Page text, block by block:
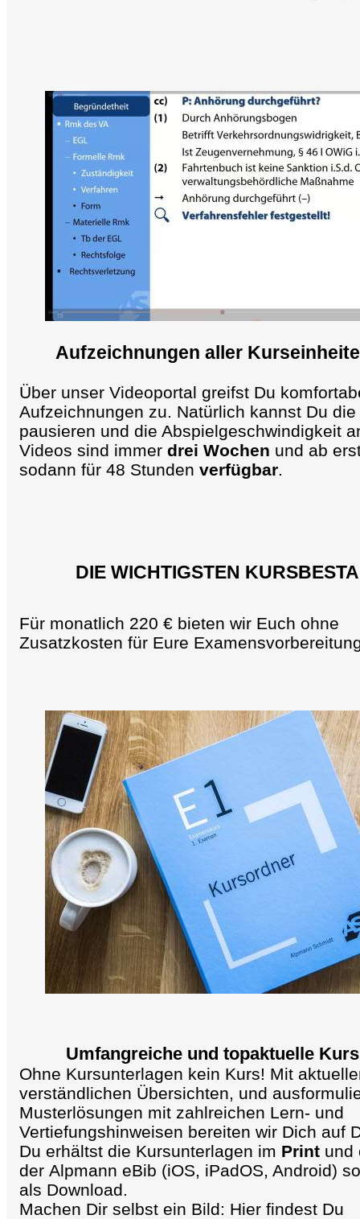
Aufzeichnungen aller
Über unser Videoportal greifst Du
Aufzeichnungen zu. Natürlich kannst Du
pausieren und die Abspielgeschwindigkeit
Videos sind immer drei Wochen und ab
sodann für 48 Stunden verfügbar.
DIE WICHTIGSTEN
Für monatlich 220 € bieten wir Euch ohne
Zusatzkosten für Eure
Umfangreiche und topaktuelle
Ohne Kursunterlagen kein Kurs! Mit
verständlichen Übersichten, und
Musterlösungen mit zahlreichen Lern- und
Vertiefungshinweisen bereiten wir Dich auf
Du erhältst die Kursunterlagen im Print und
der Alpmann eBib (iOS, iPadOS, Android)
als Download.
Machen Dir selbst ein Bild: Hier findest Du